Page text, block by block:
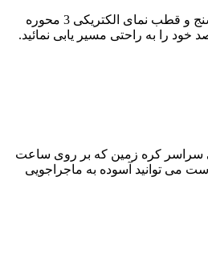
به کمک ارتفاع سنج ، فشارسنج و قطب نمای الکتریکی 3 محوره
را به راحتی مسیر یابی نمائید.
سراسر کره زمین که بر روی ساعت
می توانید آسوده به ماجراجویی